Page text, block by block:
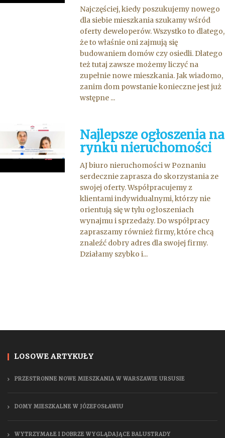
Najczęściej, kiedy poszukujemy nowego
dla siebie mieszkania szukamy wśród
oferty deweloperów. Wszystko to dlatego,
że to właśnie oni zajmują się
budowaniem domów czy osiedli. Dlatego
też tutaj zawsze możemy liczyć na
zupełnie nowe mieszkania. Jak wiadomo,
zanim dom powstanie konieczne jest już
wstępne ...
Najlepsze ogłoszenia na
rynku nieruchomości
AJ biuro nieruchomości w Poznaniu
serdecznie zaprasza do skorzystania ze
swojej oferty. Współpracujemy z
klientami indywidualnymi, którzy nie
orientują się w tylu ogłoszeniach
wynajmu i sprzedaży. Do współpracy
zapraszamy również firmy, które chcą
znaleźć dobry adres dla swojej firmy.
Działamy szybko i...
LOSOWE ARTYKUŁY
PRZESTRONNE NOWE MIESZKANIA W WARSZAWIE URSUSIE
DOMY MIESZKALNE W JÓZEFOSŁAWIU
WYTRZYMAŁE I DOBRZE WYGLĄDAJĄCE BALUSTRADY